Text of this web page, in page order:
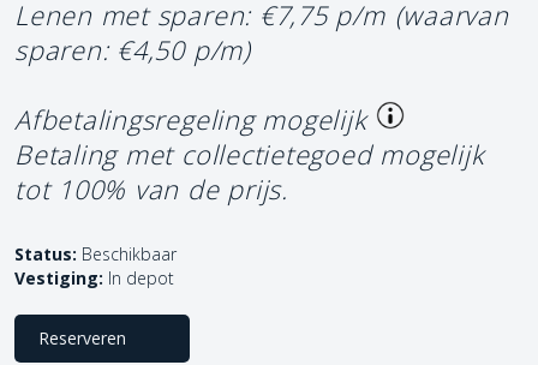
Lenen met sparen: €7,75 p/m (waarvan
sparen: €4,50 p/m)
Afbetalingsregeling mogelijk
Betaling met collectietegoed mogelijk
tot 100% van de prijs.
Status: Beschikbaar
Vestiging: In depot
Reserveren